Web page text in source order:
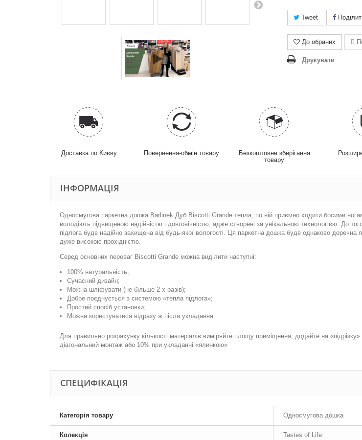
Tweet
До обраних
Друкувати
Доставка по Києву Повернення-обмін товару
Безкоштовне зберігання
товару
ІНФОРМАЦІЯ
Односмугова паркетна дошка Barlinek Дуб Biscotti Grande тепла, по ній приємно ходити босими
володіють підвищеною надійністю і довговічністю, адже створені за унікальною технологією. До
підлога буде надійно захищена від будь-якої вологості. Ця паркетна дошка буде однаково
дуже високою прохідністю.
Серед основних переваг Biscotti Grande можна виділити наступні:
100% натуральність;
Сучасний дизайн;
Можна шліфувати (не більше 2-х разів);
Добре поєднується з системою «тепла підлога»;
Простий спосіб установки;
Можна користуватися відразу ж після укладання.
Для правильно розрахунку кількості матеріалів виміряйте площу приміщення, додайте на
діагональний монтаж або 10% при укладанні «ялинкою»
СПЕЦИФІКАЦІЯ
Категорія товару Односмугова дошка
Колекція Tastes of Life